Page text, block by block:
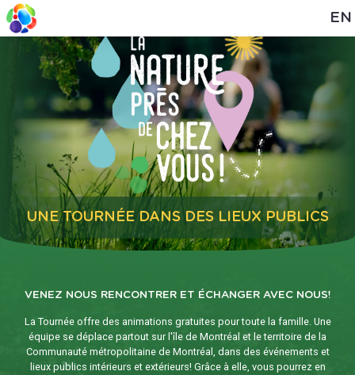
EN
UNE TOURNÉE DANS DES LIEUX PUBLICS
VENEZ NOUS RENCONTRER ET ÉCHANGER AVEC NOUS!
La Tournée offre des animations gratuites pour toute la famille. Une
équipe se déplace partout sur l'île de Montréal et le territoire de la
Communauté métropolitaine de Montréal, dans des événements et
lieux publics intérieurs et extérieurs! Grâce à elle, vous pourrez en